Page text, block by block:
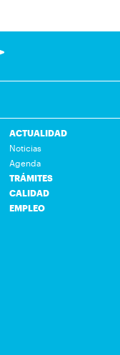
ACTUALIDAD
Noticias
Agenda
TRÁMITES
CALIDAD
EMPLEO